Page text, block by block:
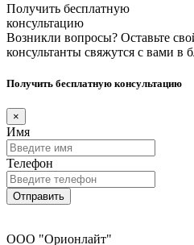
Получить бесплатную
консультацию
Возникли вопросы? Оставьте
консультанты свяжутся с вами в
Получить бесплатную консультацию
×
Имя
Телефон
Отправить
ООО "Орионлайт"